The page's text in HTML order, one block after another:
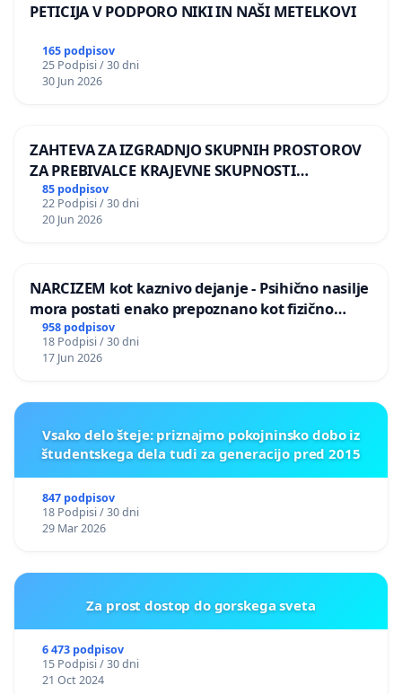
PETICIJA V PODPORO NIKI IN NAŠI METELKOVI
165 podpisov
25 Podpisi / 30 dni
30 Jun 2026
ZAHTEVA ZA IZGRADNJO SKUPNIH PROSTOROV
ZA PREBIVALCE KRAJEVNE SKUPNOSTI
PRESTRANEK
85 podpisov
22 Podpisi / 30 dni
20 Jun 2026
NARCIZEM kot kaznivo dejanje - Psihično nasilje
mora postati enako prepoznano kot fizično
nasilje
958 podpisov
18 Podpisi / 30 dni
17 Jun 2026
Vsako delo šteje: priznajmo pokojninsko dobo iz
študentskega dela tudi za generacijo pred 2015
847 podpisov
18 Podpisi / 30 dni
29 Mar 2026
Za prost dostop do gorskega sveta
6 473 podpisov
15 Podpisi / 30 dni
21 Oct 2024